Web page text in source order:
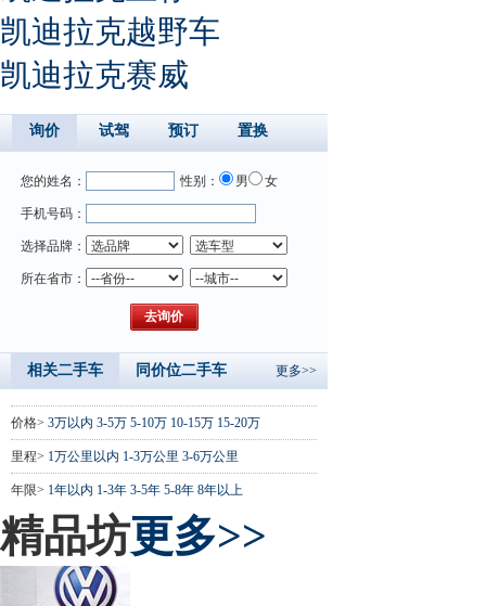
凯迪拉克越野车
凯迪拉克赛威
询价 试驾 预订 置换
您的姓名： 性别： 男 女
手机号码：
选择品牌：
所在省市：
相关二手车 同价位二手车 更多>>
价格> 3万以内 3-5万 5-10万 10-15万 15-20万
里程> 1万公里以内 1-3万公里 3-6万公里
年限> 1年以内 1-3年 3-5年 5-8年 8年以上
精品坊更多>>